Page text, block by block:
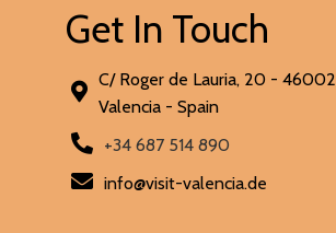
Get In Touch
C/ Roger de Lauria, 20 - 46002
Valencia - Spain
+34 687 514 890
info@visit-valencia.de